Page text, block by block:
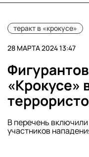
теракт в «крокусе»
28 МАРТА 2024 13:47
«Крокусе»
В перечень
участников